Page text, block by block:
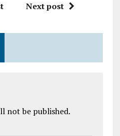
Next post
not be published.